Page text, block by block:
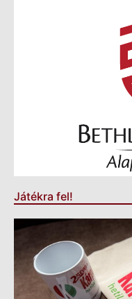
Játékra fel!